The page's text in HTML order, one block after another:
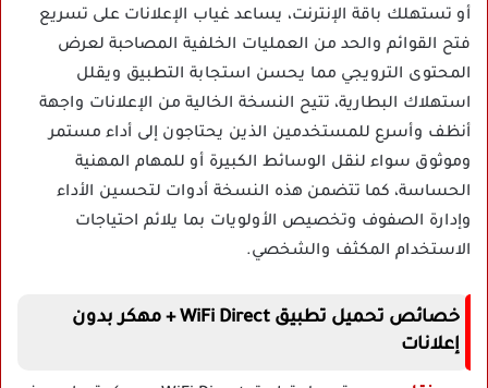
أو تستهلك باقة الإنترنت، يساعد غياب الإعلانات على تسريع
فتح القوائم والحد من العمليات الخلفية المصاحبة لعرض
المحتوى الترويجي مما يحسن استجابة التطبيق ويقلل
استهلاك البطارية، تتيح النسخة الخالية من الإعلانات واجهة
أنظف وأسرع للمستخدمين الذين يحتاجون إلى أداء مستمر
وموثوق سواء لنقل الوسائط الكبيرة أو للمهام المهنية
الحساسة، كما تتضمن هذه النسخة أدوات لتحسين الأداء
وإدارة الصفوف وتخصيص الأولويات بما يلائم احتياجات
الاستخدام المكثف والشخصي.
خصائص تحميل تطبيق WiFi Direct + مهكر بدون
إعلانات